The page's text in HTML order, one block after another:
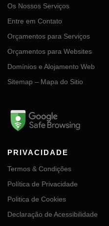
Os Nossos Serviços
Entre em Contato
Orçamentos para Serviços
Orçamentos para Websites
Domínios e Alojamento Web
Sitemap – Mapa do Sitio
PRIVACIDADE
Termos & Condições
Política de Privacidade
Politica de Cookies
Declaração de Acessibilidade